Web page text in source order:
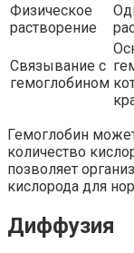
Физическое
растворение
Связывание с
гемоглобином
Гемоглобин
количество
позволяет
кислорода для
Диффузия